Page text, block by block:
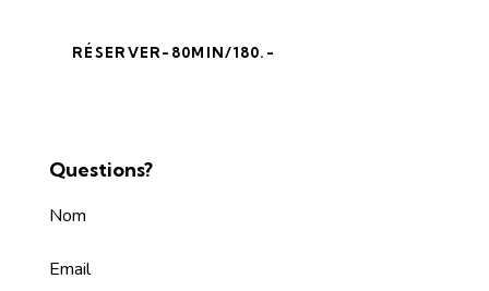
RÉSERVER-80MIN/180.-
Questions?